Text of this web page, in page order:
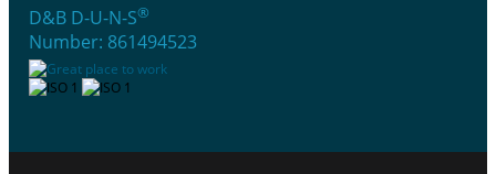
D&B D-U-N-S®
Number: 861494523